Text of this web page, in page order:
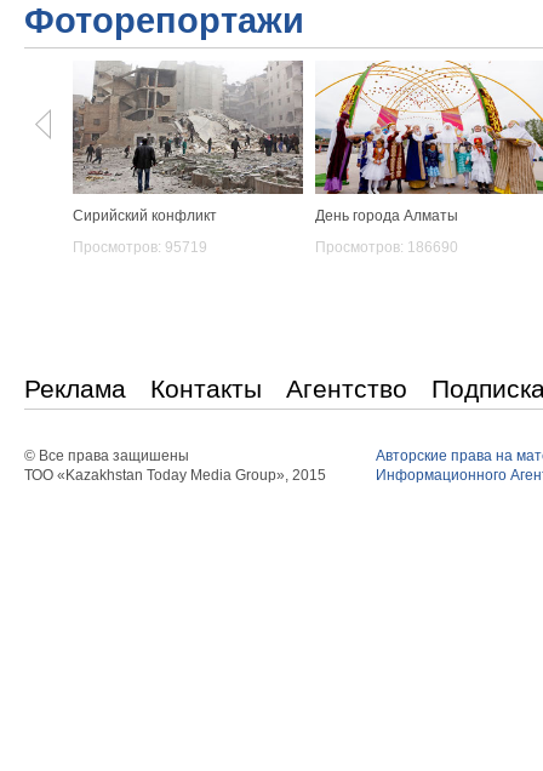
Фоторепортажи
Сирийский конфликт
Просмотров: 95719
День города Алматы
Просмотров: 186690
Реклама Контакты Агентство
© Все права защишены
ТОО «Kazakhstan Today Media Group», 2015
Авторские права на
Информационного